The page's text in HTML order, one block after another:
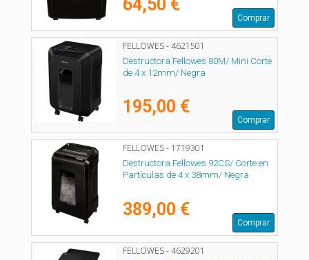
64,50 €
Comprar
FELLOWES - 4621501
Destructora Fellowes 80M/ Mini Corte
de 4 x 12mm/ Negra
195,00 €
Comprar
FELLOWES - 1719301
Destructora Fellowes 92CS/ Corte en
Partículas de 4 x 38mm/ Negra
389,00 €
Comprar
FELLOWES - 4629201